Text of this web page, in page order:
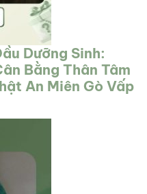
Dưỡng Sinh:
Bằng Thân Tâm
An Miên Gò Vấp